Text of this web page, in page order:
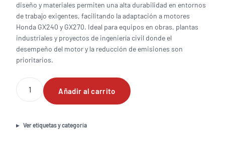
diseño y materiales permiten una alta durabilidad en entornos
de trabajo exigentes, facilitando la adaptación a motores
Honda GX240 y GX270. Ideal para equipos en obras, plantas
industriales y proyectos de ingeniería civil donde el
desempeño del motor y la reducción de emisiones son
prioritarios.
Mofle
o
escape
motor
Añadir al carrito
Ver etiquetas y categoría